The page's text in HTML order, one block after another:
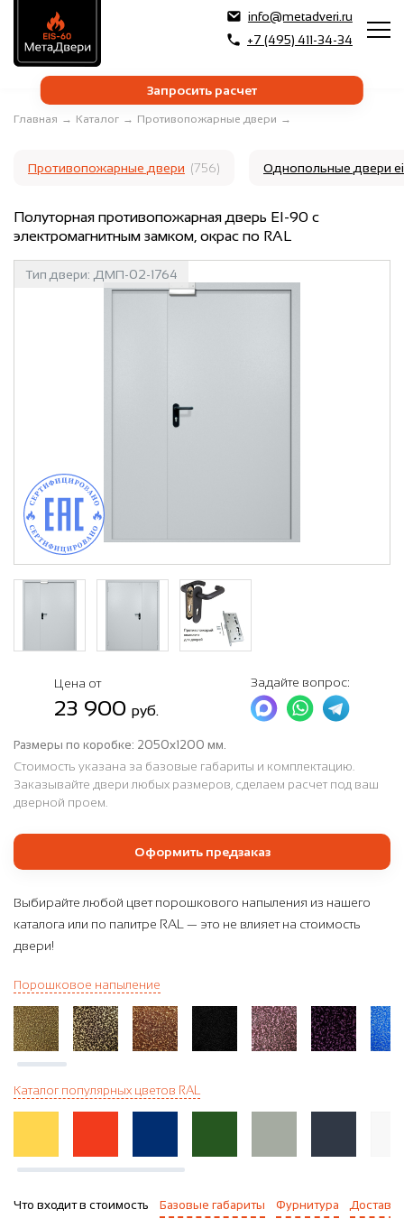
info@metadveri.ru
+7 (495) 411-34-34
Запросить расчет
Главная → Каталог → Противопожарные двери →
Противопожарные двери (756) Однопольные двери
Полуторная противопожарная дверь EI-90 с
электромагнитным замком, окрас по RAL
Тип двери: ДМП-02-1764
Цена от
23 900 руб.
Задайте вопрос:
Размеры по коробке: 2050х1200 мм.
Стоимость указана за базовые габариты и комплектацию.
Заказывайте двери любых размеров, сделаем расчет под ваш
дверной проем.
Оформить предзаказ
Выбирайте любой цвет порошкового напыления из нашего
каталога или по палитре RAL — это не влияет на стоимость
двери!
Порошковое напыление
Каталог популярных цветов RAL
Что входит в стоимость Базовые габариты Фурнитура Доставка